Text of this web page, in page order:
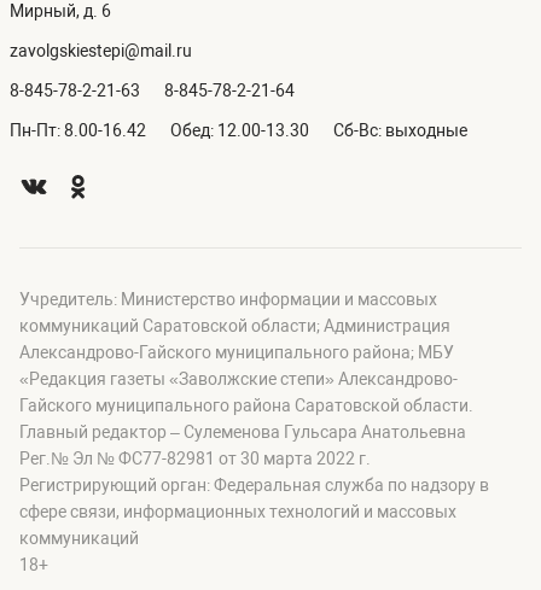
Мирный, д. 6
zavolgskiestepi@mail.ru
8-845-78-2-21-63 8-845-78-2-21-64
Пн-Пт: 8.00-16.42 Обед: 12.00-13.30 Сб-Вс: выходные
Учредитель: Министерство информации и массовых
коммуникаций Саратовской области; Администрация
Александрово-Гайского муниципального района; МБУ
«Редакция газеты «Заволжские степи» Александрово-
Гайского муниципального района Саратовской области.
Главный редактор – Сулеменова Гульсара Анатольевна
Рег.№ Эл № ФС77-82981 от 30 марта 2022 г.
Регистрирующий орган: Федеральная служба по надзору в
сфере связи, информационных технологий и массовых
коммуникаций
18+